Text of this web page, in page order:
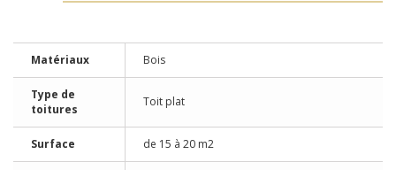
Matériaux Bois
Type de
toitures
Toit plat
Surface de 15 à 20 m2